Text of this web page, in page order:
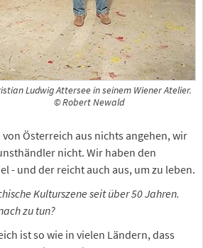
Ludwig Attersee in seinem Wiener Atelier.
© Robert Newald
Österreich aus nichts angehen, wir
nicht. Wir haben den
- und der reicht auch aus, um zu leben.
Kulturszene seit über 50 Jahren.
zu tun?
ist so wie in vielen Ländern, dass